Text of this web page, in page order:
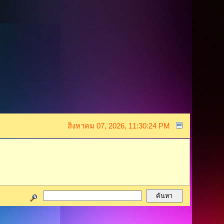
สิงหาคม 07, 2026, 11:30:24 PM